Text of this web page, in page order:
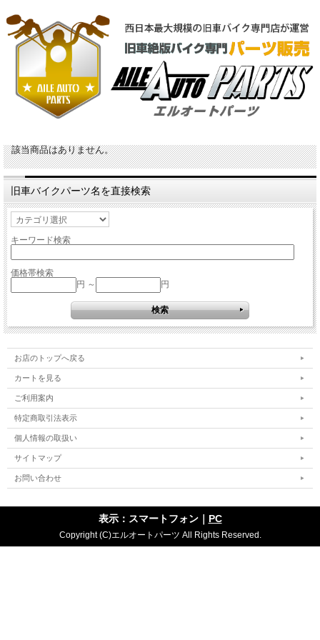
該当商品はありません。
旧車バイクパーツ名を直接検索
キーワード検索
価格帯検索
円 ～
円
お店のトップへ戻る
カートを見る
ご利用案内
特定商取引法表示
個人情報の取扱い
サイトマップ
お問い合わせ
表示：スマートフォン｜ PC
Copyright (C)エルオートパーツ All Rights Reserved.